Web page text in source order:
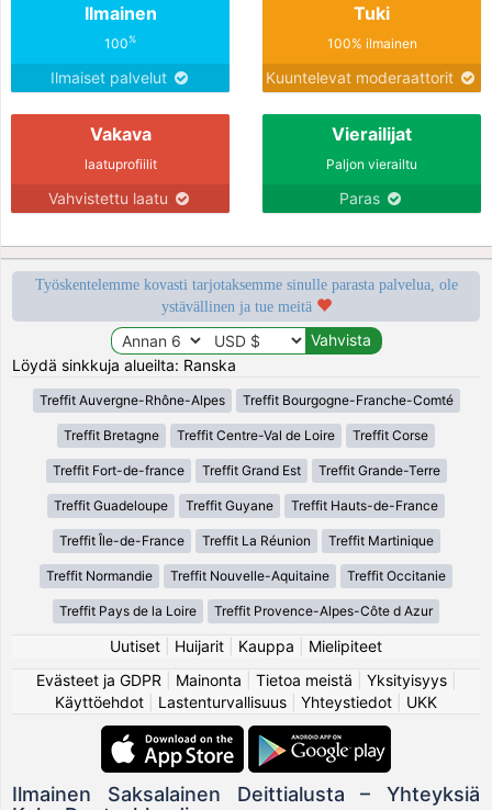
Ilmainen
100%
Ilmaiset palvelut
Tuki
100% ilmainen
Kuuntelevat moderaattorit
Vakava
laatuprofiilit
Vahvistettu laatu
Vierailijat
Paljon vierailtu
Paras
Työskentelemme kovasti tarjotaksemme sinulle parasta palvelua, ole
ystävällinen ja tue meitä
Löydä sinkkuja alueilta: Ranska
Treffit Auvergne-Rhône-Alpes Treffit Bourgogne-Franche-Comté
Treffit Bretagne Treffit Centre-Val de Loire Treffit Corse
Treffit Fort-de-france Treffit Grand Est Treffit Grande-Terre
Treffit Guadeloupe Treffit Guyane Treffit Hauts-de-France
Treffit Île-de-France Treffit La Réunion Treffit Martinique
Treffit Normandie Treffit Nouvelle-Aquitaine Treffit Occitanie
Treffit Pays de la Loire Treffit Provence-Alpes-Côte d Azur
Uutiset Huijarit Kauppa
Mielipiteet
Evästeet ja GDPR
Mainonta Tietoa meistä Yksityisyys|
Käyttöehdot
Lastenturvallisuus Yhteystiedot UKK
Ilmainen Saksalainen Deittialusta – Yhteyksiä